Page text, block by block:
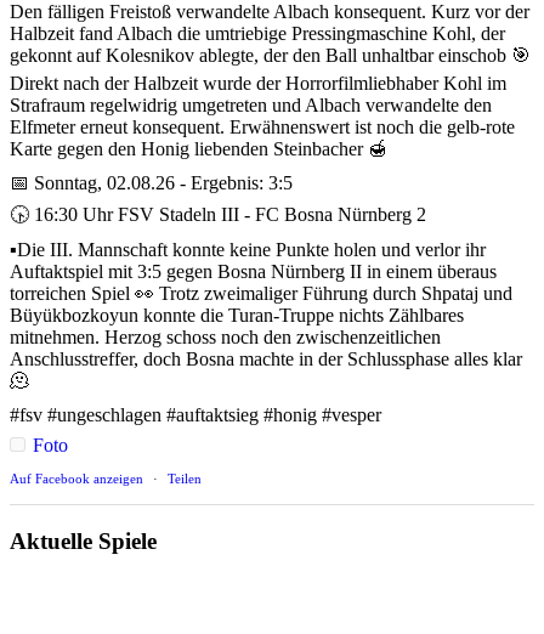
Den fälligen Freistoß verwandelte Albach konsequent. Kurz vor der
Halbzeit fand Albach die umtriebige Pressingmaschine Kohl, der
gekonnt auf Kolesnikov ablegte, der den Ball unhaltbar einschob 🎯
Direkt nach der Halbzeit wurde der Horrorfilmliebhaber Kohl im
Strafraum regelwidrig umgetreten und Albach verwandelte den
Elfmeter erneut konsequent. Erwähnenswert ist noch die gelb-rote
Karte gegen den Honig liebenden Steinbacher 🍯
📅 Sonntag, 02.08.26 - Ergebnis: 3:5
🕟 16:30 Uhr FSV Stadeln III - FC Bosna Nürnberg 2
▪️Die III. Mannschaft konnte keine Punkte holen und verlor ihr
Auftaktspiel mit 3:5 gegen Bosna Nürnberg II in einem überaus
torreichen Spiel 👀 Trotz zweimaliger Führung durch Shpataj und
Büyükbozkoyun konnte die Turan-Truppe nichts Zählbares
mitnehmen. Herzog schoss noch den zwischenzeitlichen
Anschlusstreffer, doch Bosna machte in der Schlussphase alles klar
🫠
#fsv #ungeschlagen #auftaktsieg #honig #vesper
Foto
Auf Facebook anzeigen · Teilen
Aktuelle Spiele